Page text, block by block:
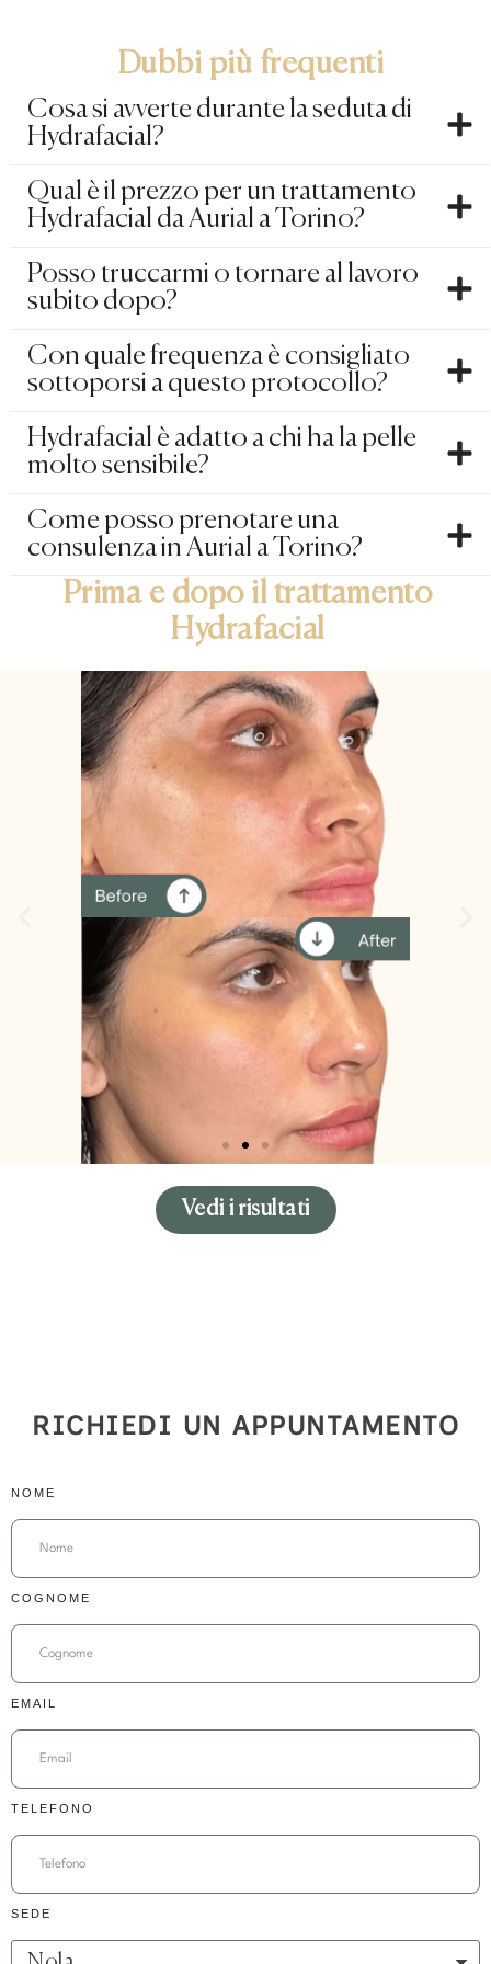
Dubbi più frequenti
Cosa si avverte durante la seduta di
Hydrafacial?
Qual è il prezzo per un trattamento
Hydrafacial da Aurial a Torino?
Posso truccarmi o tornare al lavoro
subito dopo?
Con quale frequenza è consigliato
sottoporsi a questo protocollo?
Hydrafacial è adatto a chi ha la pelle
molto sensibile?
Come posso prenotare una
consulenza in Aurial a Torino?
Prima e dopo il trattamento
Hydrafacial
Vedi i risultati
RICHIEDI UN APPUNTAMENTO
NOME
COGNOME
EMAIL
TELEFONO
SEDE